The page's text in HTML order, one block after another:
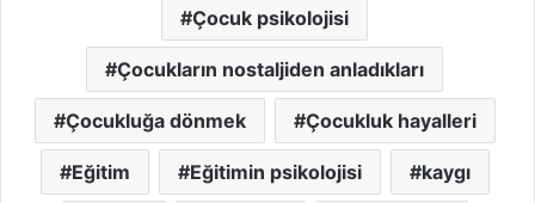
Çocuk psikolojisi
Çocukların nostaljiden anladıkları
Çocukluğa dönmek Çocukluk hayalleri
Eğitim Eğitimin psikolojisi kaygı